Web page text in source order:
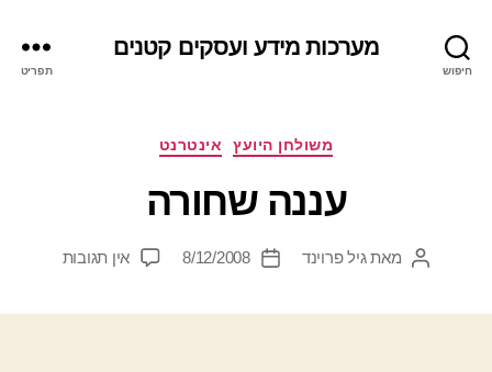
חיפוש
מערכות מידע ועסקים קטנים
תפריט
קטגוריותמשולחן היועץ אינטרנט
עננה שחורה
המחבר
מאתגיל פרוינד
תאריך8/12/2008 אין תגובותעל